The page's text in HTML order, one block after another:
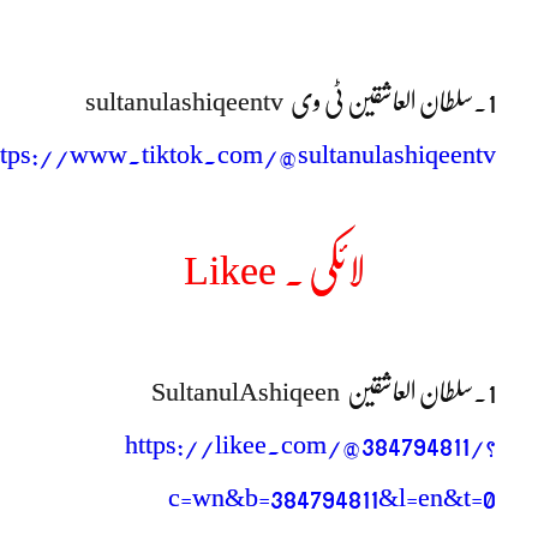
1. سلطان العاشقین ٹی وی sultanulashiqeentv
www.tiktok.com/@sultanulashiqeentv
لائکی ۔ Likee
1. سلطان العاشقین SultanulAshiqeen
https://likee.com/@384794811/?
c=wn&b=384794811&l=en&t=0